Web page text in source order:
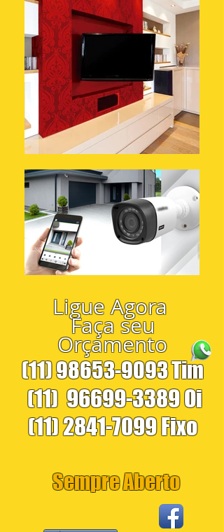
Ligue Agora
Faça seu
Orçamento
(11) 98653-9093Tim
(11) 96699-3389Oi
(11) 2841-7099Fixo
Sempre Aberto